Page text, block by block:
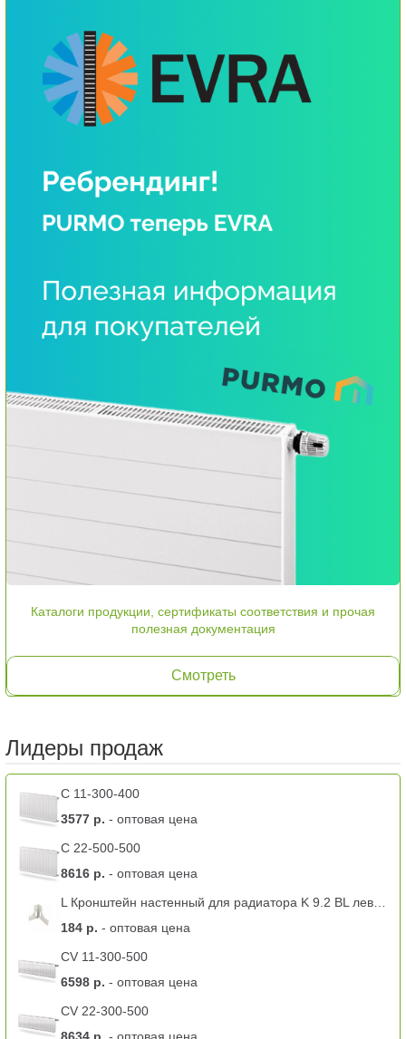
Каталоги продукции, сертификаты соответствия и прочая
полезная документация
Смотреть
Лидеры продаж
C 11-300-400
3577 р. - оптовая цена
C 22-500-500
8616 р. - оптовая цена
184 р. - оптовая цена
CV 11-300-500
6598 р. - оптовая цена
CV 22-300-500